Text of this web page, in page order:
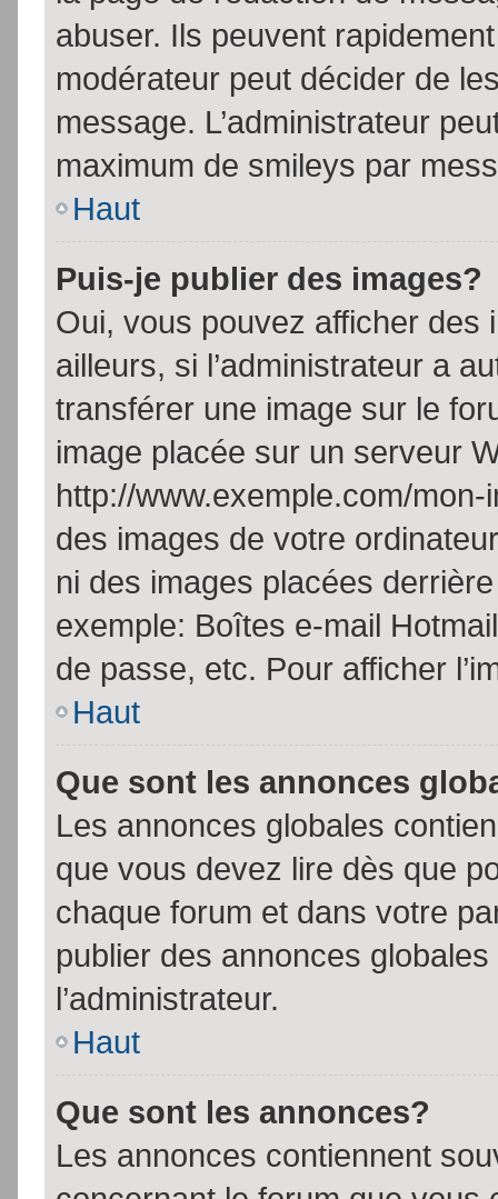
abuser. Ils peuvent
modérateur peut décider de
message. L’administrateur
maximum de smileys par
Haut
Puis-je publier des images?
Oui, vous pouvez afficher
ailleurs, si l’administrateur a
transférer une image sur le
image placée sur un serveur
http://www.exemple.com/
des images de votre
ni des images placées
exemple: Boîtes e-mail
de passe, etc. Pour afficher
Haut
Que sont les annonces
Les annonces globales
que vous devez lire dès que
chaque forum et dans votre
publier des annonces
l’administrateur.
Haut
Que sont les annonces?
Les annonces contiennent